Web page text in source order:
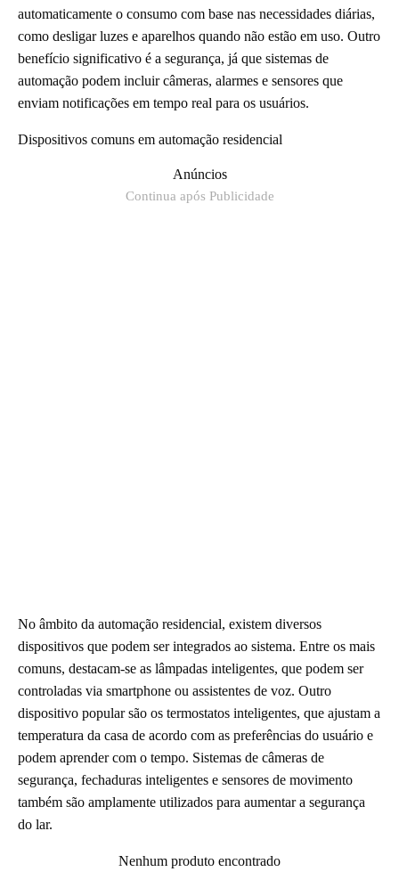
automaticamente o consumo com base nas necessidades diárias,
como desligar luzes e aparelhos quando não estão em uso. Outro
benefício significativo é a segurança, já que sistemas de
automação podem incluir câmeras, alarmes e sensores que
enviam notificações em tempo real para os usuários.
Dispositivos comuns em automação residencial
Anúncios
Continua após Publicidade
No âmbito da automação residencial, existem diversos
dispositivos que podem ser integrados ao sistema. Entre os mais
comuns, destacam-se as lâmpadas inteligentes, que podem ser
controladas via smartphone ou assistentes de voz. Outro
dispositivo popular são os termostatos inteligentes, que ajustam a
temperatura da casa de acordo com as preferências do usuário e
podem aprender com o tempo. Sistemas de câmeras de
segurança, fechaduras inteligentes e sensores de movimento
também são amplamente utilizados para aumentar a segurança
do lar.
Nenhum produto encontrado